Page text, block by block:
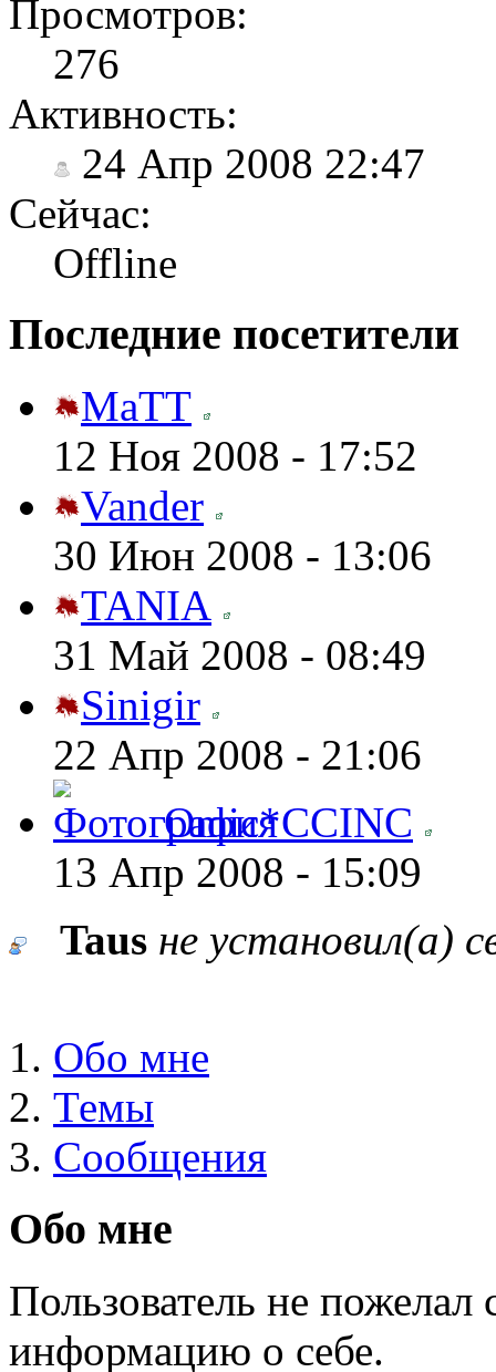
Просмотров:
276
Активность:
24 Апр 2008 22:47
Сейчас:
Offline
Последние посетители
MaTT
12 Ноя 2008 - 17:52
Vander
30 Июн 2008 - 13:06
TANIA
31 Май 2008 - 08:49
Sinigir
22 Апр 2008 - 21:06
Omic*CCINC
13 Апр 2008 - 15:09
Taus не установил(а)
Обо мне
Темы
Сообщения
Обо мне
Пользователь не
информацию о себе.